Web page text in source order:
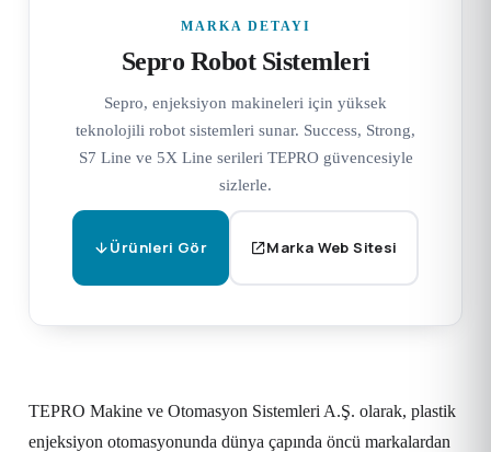
MARKA DETAYI
Sepro Robot Sistemleri
Sepro, enjeksiyon makineleri için yüksek
teknolojili robot sistemleri sunar. Success, Strong,
S7 Line ve 5X Line serileri TEPRO güvencesiyle
sizlerle.
Ürünleri Gör Marka Web Sitesi
TEPRO Makine ve Otomasyon Sistemleri A.Ş. olarak, plastik
enjeksiyon otomasyonunda dünya çapında öncü markalardan